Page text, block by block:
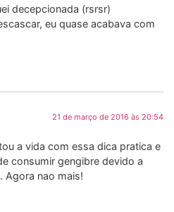
decepcionada (rsrsr)
eu quase acabava com
21 de março de 2016 às 20:54
a vida com essa dica pratica e
consumir gengibre devido a
Agora nao mais!